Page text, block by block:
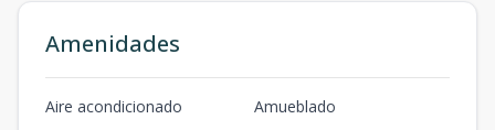
Amenidades
Aire acondicionado Amueblado